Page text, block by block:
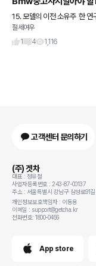
15. 모델의 이전 소유주 한 연
이 일으키는 유형은 ‘푸른색
고 한다. 이들은 자신의 차량
절세여우
1
4 1,116
고객센터 문의하기
(주) 겟차
대표 : 정유철
사업자등록번호 : 243-87-00137
주소 : 서울특별시 강남구 삼성로91
개인정보보호책임자 : 이동용
이메일 : support@getcha.kr
전화번호: 1800-0456
App store